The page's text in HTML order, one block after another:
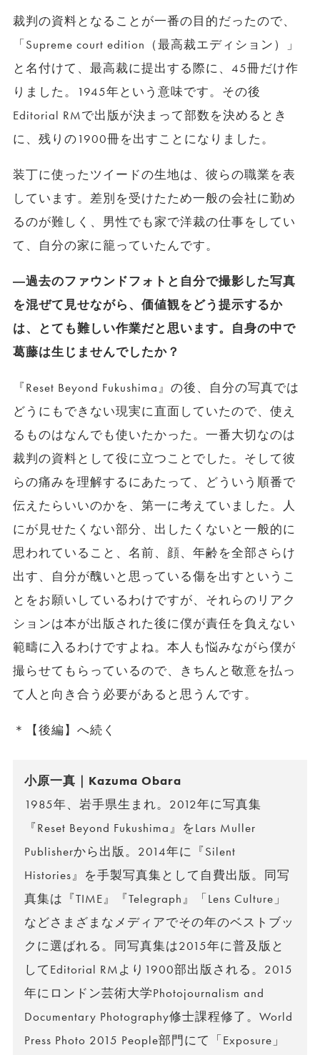
裁判の資料となることが一番の目的だったので、
「Supreme court edition（最高裁エディション）」
と名付けて、最高裁に提出する際に、45冊だけ作
りました。1945年という意味です。その後
Editorial RMで出版が決まって部数を決めるとき
に、残りの1900冊を出すことになりました。
装丁に使ったツイードの生地は、彼らの職業を表
しています。差別を受けたため一般の会社に勤め
るのが難しく、男性でも家で洋裁の仕事をしてい
て、自分の家に籠っていたんです。
―過去のファウンドフォトと自分で撮影した写真
を混ぜて見せながら、価値観をどう提示するか
は、とても難しい作業だと思います。自身の中で
葛藤は生じませんでしたか？
『Reset Beyond Fukushima』の後、自分の写真では
どうにもできない現実に直面していたので、使え
るものはなんでも使いたかった。一番大切なのは
裁判の資料として役に立つことでした。そして彼
らの痛みを理解するにあたって、どういう順番で
伝えたらいいのかを、第一に考えていました。人
にが見せたくない部分、出したくないと一般的に
思われていること、名前、顔、年齢を全部さらけ
出す、自分が醜いと思っている傷を出すというこ
とをお願いしているわけですが、それらのリアク
ションは本が出版された後に僕が責任を負えない
範疇に入るわけですよね。本人も悩みながら僕が
撮らせてもらっているので、きちんと敬意を払っ
て人と向き合う必要があると思うんです。
＊【後編】へ続く
小原一真｜Kazuma Obara
1985年、岩手県生まれ。2012年に写真集
『Reset Beyond Fukushima』をLars Muller
Publisherから出版。2014年に『Silent
Histories』を手製写真集として自費出版。同写
真集は『TIME』『Telegraph』「Lens Culture」
などさまざまなメディアでその年のベストブッ
クに選ばれる。同写真集は2015年に普及版と
してEditorial RMより1900部出版される。2015
年にロンドン芸術大学Photojournalism and
Documentary Photography修士課程修了。World
Press Photo 2015 People部門にて「Exposure」